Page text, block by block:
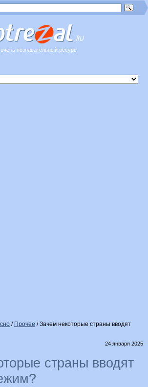
очень познавательный ресурс
/ Прочее /Зачем некоторые страны вводят
24 января 2025
страны вводят